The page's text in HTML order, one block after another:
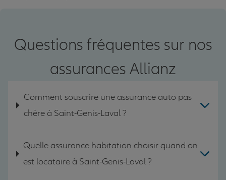
Questions fréquentes sur nos
assurances Allianz
Comment souscrire une assurance auto pas
chère à Saint-Genis-Laval ?
Quelle assurance habitation choisir quand on
est locataire à Saint-Genis-Laval ?